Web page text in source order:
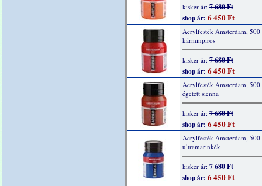
kisker ár:7 680 Ft
shop ár: 6 450 Ft
Acrylfesték Amsterdam, 500
kárminpiros
kisker ár:7 680 Ft
shop ár: 6 450 Ft
Acrylfesték Amsterdam, 500
égetett sienna
kisker ár:7 680 Ft
shop ár: 6 450 Ft
Acrylfesték Amsterdam, 500
ultramarinkék
kisker ár:7 680 Ft
shop ár: 6 450 Ft